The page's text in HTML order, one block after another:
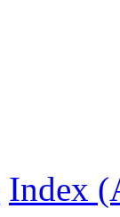
Index